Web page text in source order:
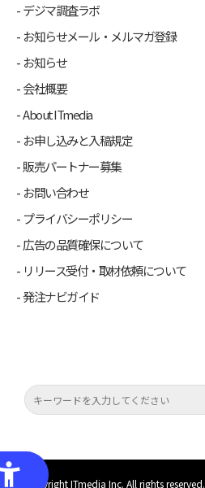
デジマ調査ラボ
お知らせメール・メルマガ登録
お知らせ
会社概要
About ITmedia
お申し込みと入稿規定
販売パートナー募集
お問い合わせ
プライバシーポリシー
広告の品質確保について
リリース受付・取材依頼について
発注ナビガイド
(C) Copyright ITmedia Inc. All rights reserved.